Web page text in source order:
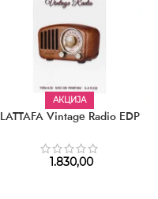
АКЦИЈА
LATTAFA Vintage Radio EDP
1.830,00